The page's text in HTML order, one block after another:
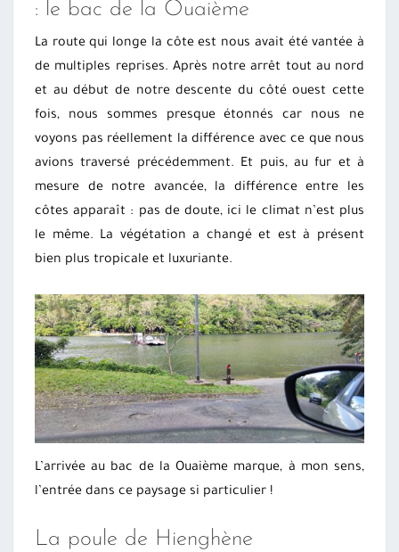
: le bac de la Ouaième
La route qui longe la côte est nous avait été vantée à
de multiples reprises. Après notre arrêt tout au nord
et au début de notre descente du côté ouest cette
fois, nous sommes presque étonnés car nous ne
voyons pas réellement la différence avec ce que nous
avions traversé précédemment. Et puis, au fur et à
mesure de notre avancée, la différence entre les
côtes apparaît : pas de doute, ici le climat n’est plus
le même. La végétation a changé et est à présent
bien plus tropicale et luxuriante.
L’arrivée au bac de la Ouaième marque, à mon sens,
l’entrée dans ce paysage si particulier !
La poule de Hienghène